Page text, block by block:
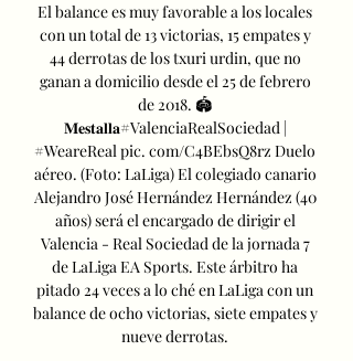
El balance es muy favorable a los locales
con un total de 13 victorias, 15 empates y
44 derrotas de los txuri urdin, que no
ganan a domicilio desde el 25 de febrero
de 2018. 🏟️
𝐌𝐞𝐬𝐭𝐚𝐥𝐥𝐚#ValenciaRealSociedad |
#WeareReal pic. com/C4BEbsQ8rz Duelo
aéreo. (Foto: LaLiga) El colegiado canario
Alejandro José Hernández Hernández (40
años) será el encargado de dirigir el
Valencia - Real Sociedad de la jornada 7
de LaLiga EA Sports. Este árbitro ha
pitado 24 veces a lo ché en LaLiga con un
balance de ocho victorias, siete empates y
nueve derrotas.